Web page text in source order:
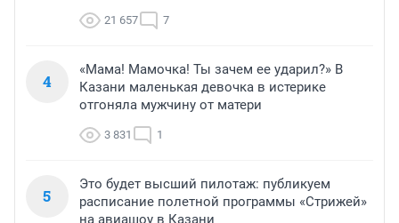
21 657 7
4
«Мама! Мамочка! Ты зачем ее ударил?» В
Казани маленькая девочка в истерике
отгоняла мужчину от матери
3 831 1
5
Это будет высший пилотаж: публикуем
расписание полетной программы «Стрижей»